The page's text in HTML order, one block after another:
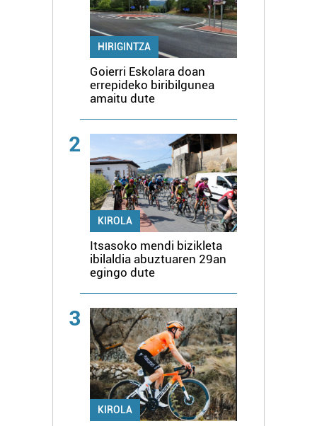
HIRIGINTZA
Goierri Eskolara doan
errepideko biribilgunea
amaitu dute
2
KIROLA
Itsasoko mendi bizikleta
ibilaldia abuztuaren 29an
egingo dute
3
KIROLA